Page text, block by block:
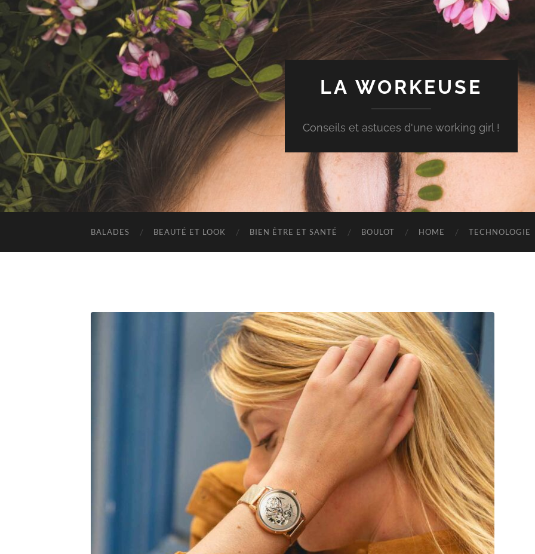
LA WORKEUSE
Conseils et astuces d'une working girl !
BALADES BEAUTÉ ET LOOK BIEN ÊTRE ET SANTÉ BOULOT HOME TECHNOLOGIE